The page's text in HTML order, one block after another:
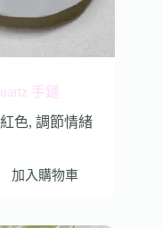
手鏈
色,調節情緒
加入購物車